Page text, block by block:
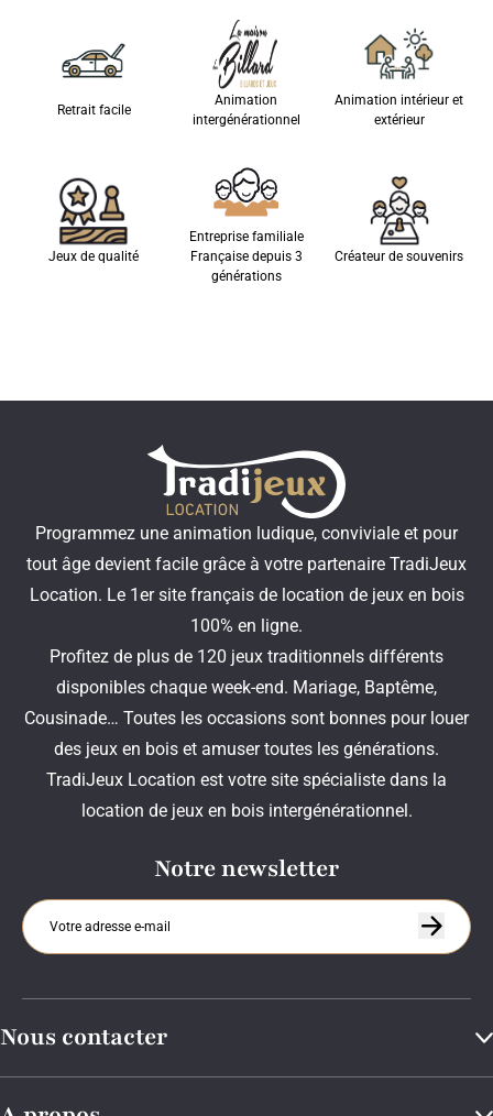
Retrait facile
Animation
intergénérationnel
Animation intérieur et
extérieur
Jeux de qualité
Entreprise familiale
Française depuis 3
générations
Créateur de souvenirs
Programmez une animation ludique, conviviale et pour
tout âge devient facile grâce à votre partenaire TradiJeux
Location. Le 1er site français de location de jeux en bois
100% en ligne.
Profitez de plus de 120 jeux traditionnels différents
disponibles chaque week-end. Mariage, Baptême,
Cousinade… Toutes les occasions sont bonnes pour louer
des jeux en bois et amuser toutes les générations.
TradiJeux Location est votre site spécialiste dans la
location de jeux en bois intergénérationnel.
Notre newsletter
Nous contacter